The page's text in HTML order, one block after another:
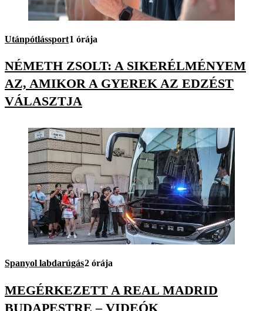
Utánpótlássport1 órája
NÉMETH ZSOLT: A SIKERÉLMÉNYEM
AZ, AMIKOR A GYEREK AZ EDZÉST
VÁLASZTJA
Spanyol labdarúgás2 órája
MEGÉRKEZETT A REAL MADRID
BUDAPESTRE – VIDEÓK